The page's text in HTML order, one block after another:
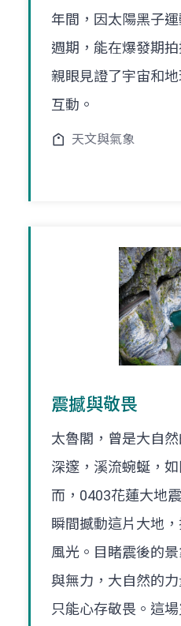
年間，因太陽黑子
週期，能在爆發期
親眼見證了宇宙和
互動。
天文與氣象
震撼與敬畏
太魯閣，曾是大自
深邃，溪流蜿蜒，
而，0403花蓮大地
瞬間撼動這片大地
風光。目睹震後的
與無力，大自然的
只能心存敬畏。這